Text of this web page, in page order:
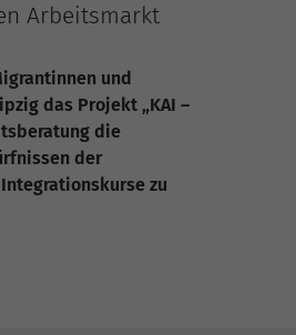
Arbeitsmarkt
und
das Projekt „KAI –
die
der
zu